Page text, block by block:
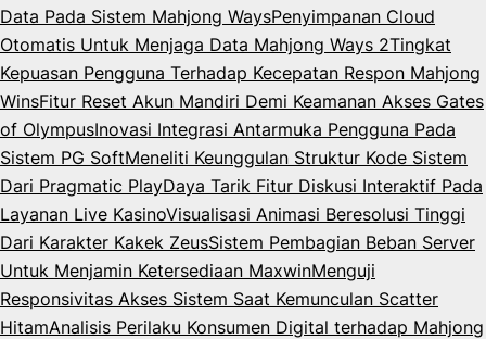
Data Pada Sistem Mahjong WaysPenyimpanan Cloud
Otomatis Untuk Menjaga Data Mahjong Ways 2Tingkat
Kepuasan Pengguna Terhadap Kecepatan Respon Mahjong
WinsFitur Reset Akun Mandiri Demi Keamanan Akses Gates
of OlympusInovasi Integrasi Antarmuka Pengguna Pada
Sistem PG SoftMeneliti Keunggulan Struktur Kode Sistem
Dari Pragmatic PlayDaya Tarik Fitur Diskusi Interaktif Pada
Layanan Live KasinoVisualisasi Animasi Beresolusi Tinggi
Dari Karakter Kakek ZeusSistem Pembagian Beban Server
Untuk Menjamin Ketersediaan MaxwinMenguji
Responsivitas Akses Sistem Saat Kemunculan Scatter
HitamAnalisis Perilaku Konsumen Digital terhadap Mahjong